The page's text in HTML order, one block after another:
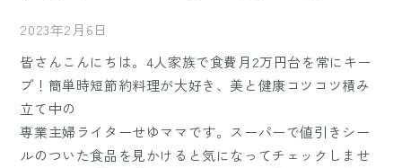
2023年2月6日
皆さんこんにちは。4人家族で食費月2万円台を常にキー
プ！簡単時短節約料理が大好き、美と健康コツコツ積み
立て中の
専業主婦ライターせゆママです。スーパーで値引きシー
ルのついた食品を見かけると気になってチェックしませ